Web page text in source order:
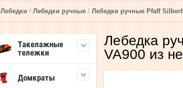
Лебедки / Лебедки ручные / Лебедки ручные Pfaff
Такелажные
тележки
Домкраты
Лебедка
VA900 из